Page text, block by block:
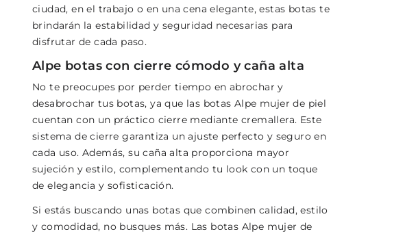
ciudad, en el trabajo o en una cena elegante, estas botas te
brindarán la estabilidad y seguridad necesarias para
disfrutar de cada paso.
Alpe botas con cierre cómodo y caña alta
No te preocupes por perder tiempo en abrochar y
desabrochar tus botas, ya que las botas Alpe mujer de piel
cuentan con un práctico cierre mediante cremallera. Este
sistema de cierre garantiza un ajuste perfecto y seguro en
cada uso. Además, su caña alta proporciona mayor
sujeción y estilo, complementando tu look con un toque
de elegancia y sofisticación.
Si estás buscando unas botas que combinen calidad, estilo
y comodidad, no busques más. Las botas Alpe mujer de